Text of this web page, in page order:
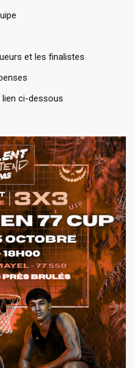
et les finalistes
lien ci-dessous